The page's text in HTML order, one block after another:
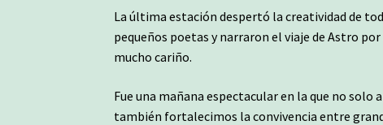
La última estación despertó la creatividad de
pequeños poetas y narraron el viaje de Astro
mucho cariño.
Fue una mañana espectacular en la que no
también fortalecimos la convivencia entre